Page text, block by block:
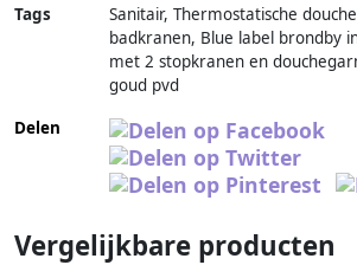
Tags
Sanitair, Thermostatische
badkranen, Blue label brondby
met 2 stopkranen en
goud pvd
Delen
Vergelijkbare producten